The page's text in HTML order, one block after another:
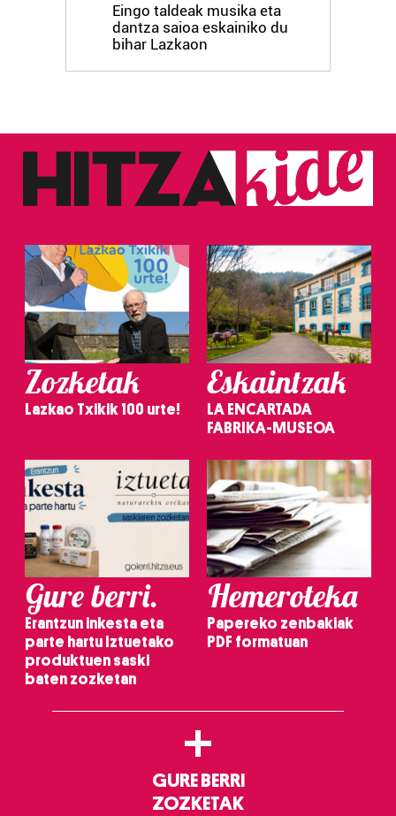
Eingo taldeak musika eta
dantza saioa eskainiko du
bihar Lazkaon
Zozketak
Lazkao Txikik 100 urte!
Eskaintzak
LA ENCARTADA
FABRIKA-MUSEOA
Gure berri.
Erantzun inkesta eta
parte hartu Iztuetako
produktuen saski
baten zozketan
Hemeroteka
Papereko zenbakiak
PDF formatuan
+
GURE BERRI
ZOZKETAK